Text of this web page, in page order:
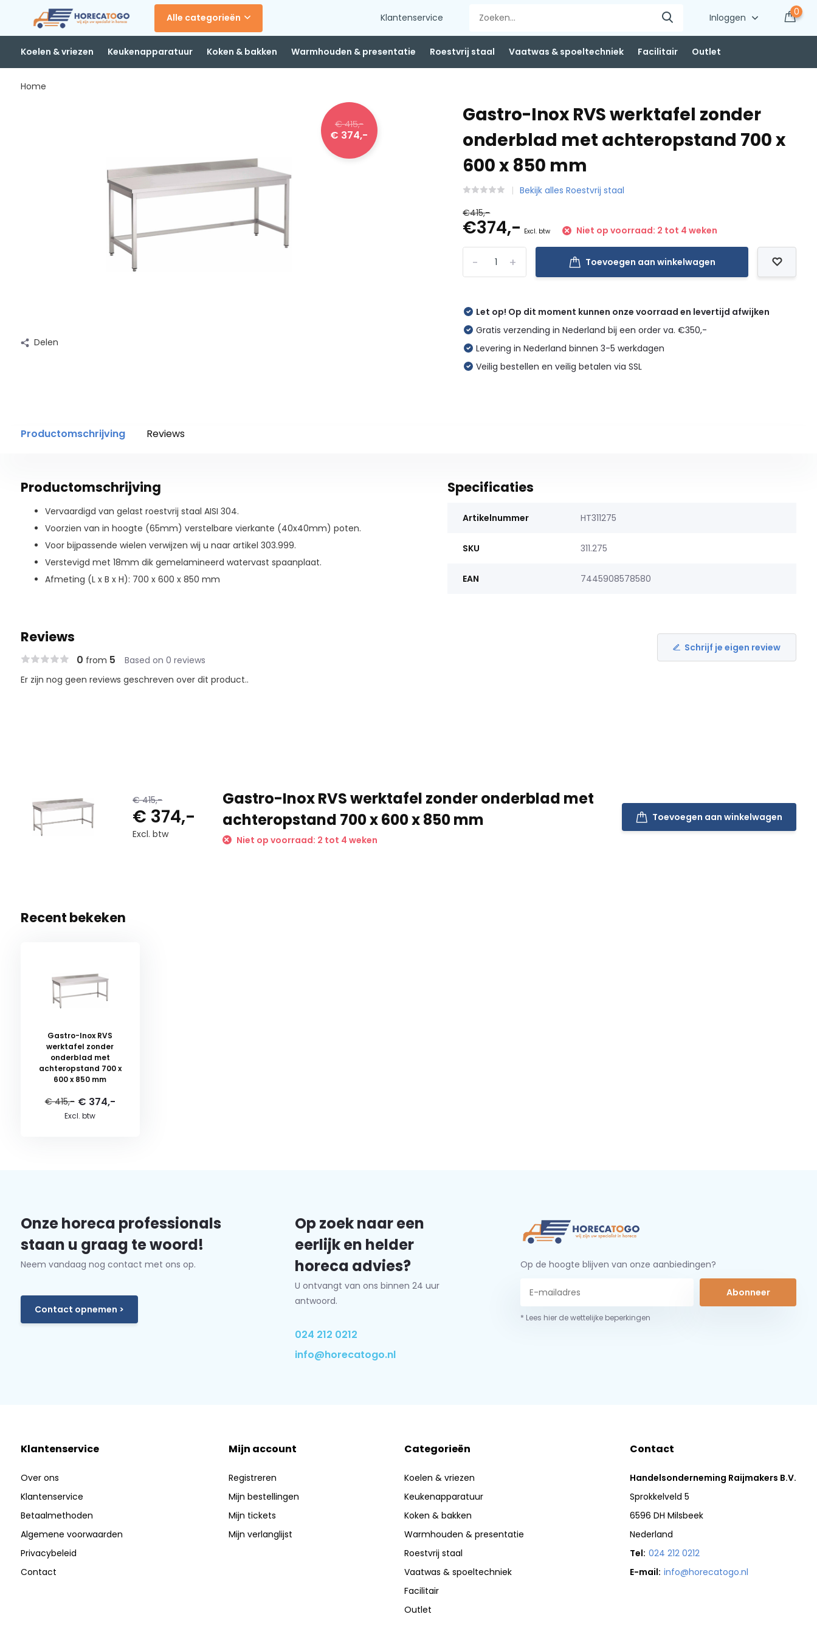
Alle categorieën Klantenservice Inloggen
0
Koelen & vriezen Keukenapparatuur Koken & bakken Warmhouden & presentatie Roestvrij staal Vaatwas & spoeltechniek Facilitair Outlet
Home
€ 415,-
€ 374,-
Delen
Gastro-Inox RVS werktafel zonder
onderblad met achteropstand 700 x
600 x 850 mm
Bekijk alles Roestvrij staal
€415,-
€374,- Excl. btw Niet op voorraad: 2 tot 4 weken
+
- Toevoegen aan winkelwagen
Let op! Op dit moment kunnen onze voorraad en levertijd afwijken
Gratis verzending in Nederland bij een order va. €350,-
Levering in Nederland binnen 3-5 werkdagen
Veilig bestellen en veilig betalen via SSL
Productomschrijving Reviews
Productomschrijving
Vervaardigd van gelast roestvrij staal AISI 304.
Voorzien van in hoogte (65mm) verstelbare vierkante (40x40mm) poten.
Voor bijpassende wielen verwijzen wij u naar artikel 303.999.
Verstevigd met 18mm dik gemelamineerd watervast spaanplaat.
Afmeting (L x B x H): 700 x 600 x 850 mm
Specificaties
Artikelnummer HT311275
SKU 311.275
EAN 7445908578580
Reviews
0 from 5 Based on 0 reviews
Schrijf je eigen review
Er zijn nog geen reviews geschreven over dit product..
€ 415,-
€ 374,-
Excl. btw
Gastro-Inox RVS werktafel zonder onderblad met
achteropstand 700 x 600 x 850 mm
Niet op voorraad: 2 tot 4 weken
Toevoegen aan winkelwagen
Recent bekeken
Gastro-Inox RVS
werktafel zonder
onderblad met
achteropstand 700 x
600 x 850 mm
€ 415,- € 374,-
Excl. btw
Onze horeca professionals
staan u graag te woord!
Neem vandaag nog contact met ons op.
Contact opnemen >
Op zoek naar een
eerlijk en helder
horeca advies?
U ontvangt van ons binnen 24 uur
antwoord.
024 212 0212
info@horecatogo.nl
Op de hoogte blijven van onze aanbiedingen?
Abonneer
* Lees hier de wettelijke beperkingen
Klantenservice
Over ons
Klantenservice
Betaalmethoden
Algemene voorwaarden
Privacybeleid
Contact
Mijn account
Registreren
Mijn bestellingen
Mijn tickets
Mijn verlanglijst
Categorieën
Koelen & vriezen
Keukenapparatuur
Koken & bakken
Warmhouden & presentatie
Roestvrij staal
Vaatwas & spoeltechniek
Facilitair
Outlet
Contact
Handelsonderneming Raijmakers B.V.
Sprokkelveld 5
6596 DH Milsbeek
Nederland
Tel: 024 212 0212
E-mail: info@horecatogo.nl